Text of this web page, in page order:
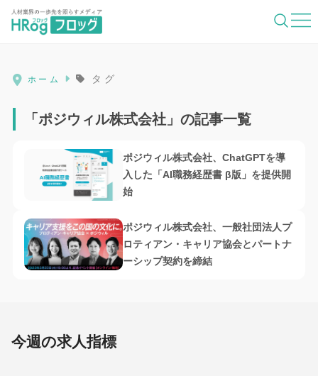
HRog | 人材業界の一歩先を照らすメディ
ホーム タグ
「ポジウィル株式会社」の記事一覧
ポジウィル株式会社、ChatGPTを導
入した「AI職務経歴書 β版」を提供開
始
ポジウィル株式会社、一般社団法人プ
ロティアン・キャリア協会とパートナ
ーシップ契約を締結
今週の求人指標